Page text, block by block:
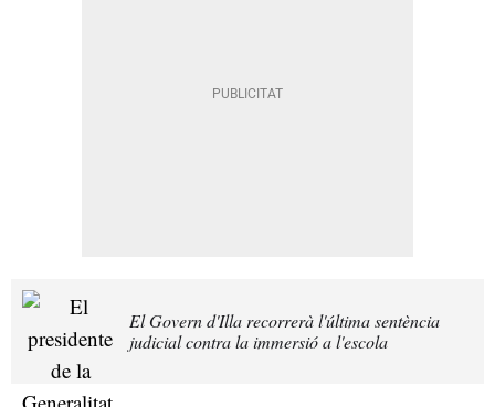
El Govern d'Illa recorrerà l'última sentència
judicial contra la immersió a l'escola